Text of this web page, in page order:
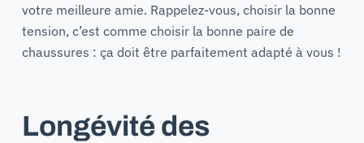
votre meilleure amie. Rappelez-vous, choisir la bonne
tension, c’est comme choisir la bonne paire de
chaussures : ça doit être parfaitement adapté à vous !
Longévité des